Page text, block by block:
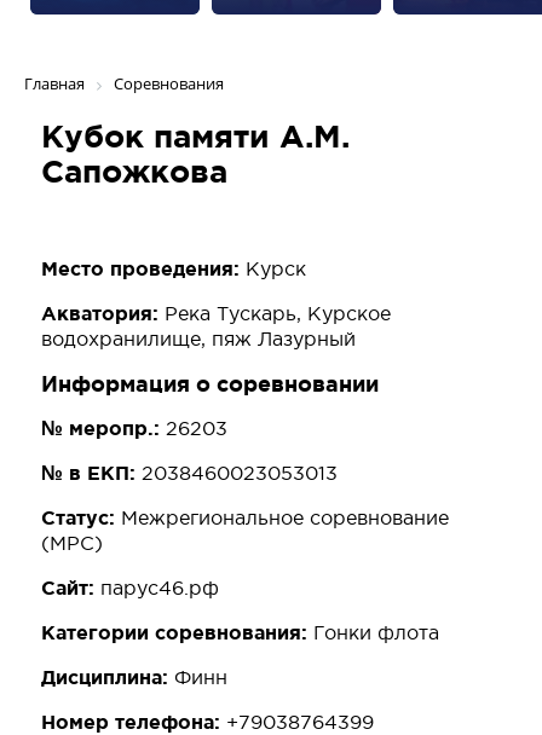
Главная Соревнования
Кубок памяти А.М.
Сапожкова
Место проведения: Курск
Акватория: Река Тускарь, Курское
водохранилище, пяж Лазурный
Информация о соревновании
№ меропр.: 26203
№ в ЕКП: 2038460023053013
Статус: Межрегиональное соревнование
(МРС)
Сайт: парус46.рф
Категории соревнования: Гонки флота
Дисциплина: Финн
Номер телефона: +79038764399